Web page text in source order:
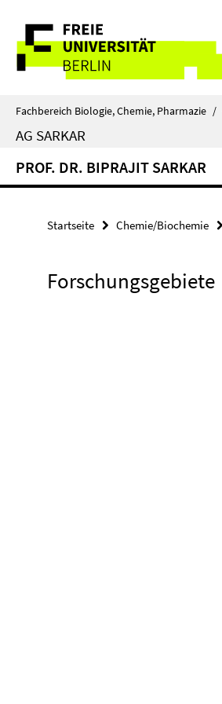
direkt
Inhalt
Service-
Navigation
Fachbereich Biologie, Chemie, Pharmazie /
AG SARKAR
PROF. DR. BIPRAJIT SARKAR
Startseite Chemie/Biochemie
Forschungsgebiete